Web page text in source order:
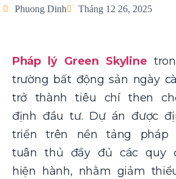
Phuong Dinh Tháng 12 26, 2025
Pháp lý Green Skyline
trường bất động sản ngày
trở thành tiêu chí then
định đầu tư. Dự án được
triển trên nền tảng pháp
tuân thủ đầy đủ các quy
hiện hành, nhằm giảm